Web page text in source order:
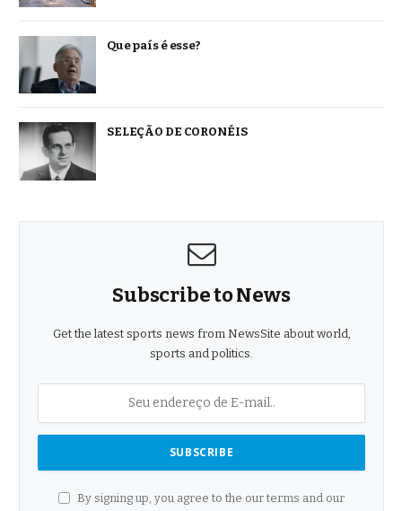
Que país é esse?
SELEÇÃO DE CORONÉIS
Subscribe to News
Get the latest sports news from NewsSite about world,
sports and politics.
By signing up, you agree to the our terms and our